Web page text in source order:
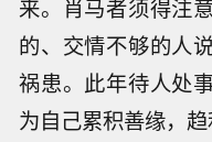
来。肖马者须得注
的、交情不够的人
祸患。此年待人处
为自己累积善缘，趋